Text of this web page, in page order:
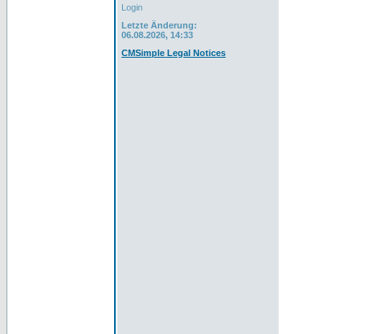
Login
Letzte Änderung:
06.08.2026, 14:33
CMSimple Legal Notices